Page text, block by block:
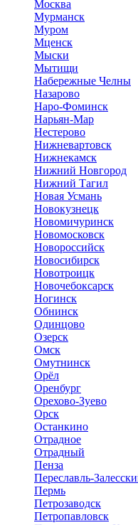
Москва
Мурманск
Муром
Мценск
Мыски
Мытищи
Набережные Челны
Назарово
Наро-Фоминск
Нарьян-Мар
Нестерово
Нижневартовск
Нижнекамск
Нижний Новгород
Нижний Тагил
Новая Усмань
Новокузнецк
Новомичуринск
Новомосковск
Новороссийск
Новосибирск
Новотроицк
Новочебоксарск
Ногинск
Обнинск
Одинцово
Озерск
Омск
Омутнинск
Орёл
Оренбург
Орехово-Зуево
Орск
Останкино
Отрадное
Отрадный
Пенза
Переславль-
Пермь
Петрозаводск
Петропавловск